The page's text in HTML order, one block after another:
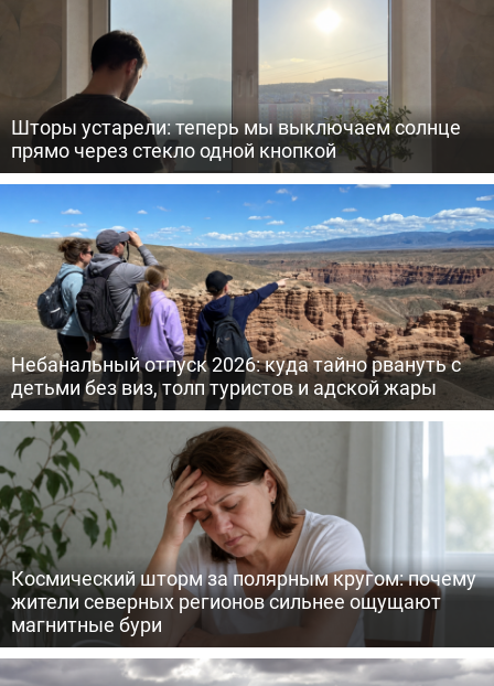
Шторы устарели: теперь мы выключаем солнце
прямо через стекло одной кнопкой
Небанальный отпуск 2026: куда тайно рвануть с
детьми без виз, толп туристов и адской жары
Космический шторм за полярным кругом: почему
жители северных регионов сильнее ощущают
магнитные бури